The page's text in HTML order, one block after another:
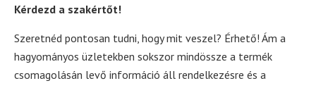
Kérdezd a szakértőt!
Szeretnéd pontosan tudni, hogy mit veszel? Érhető! Ám a
hagyományos üzletekben sokszor mindössze a termék
csomagolásán levő információ áll rendelkezésre és a